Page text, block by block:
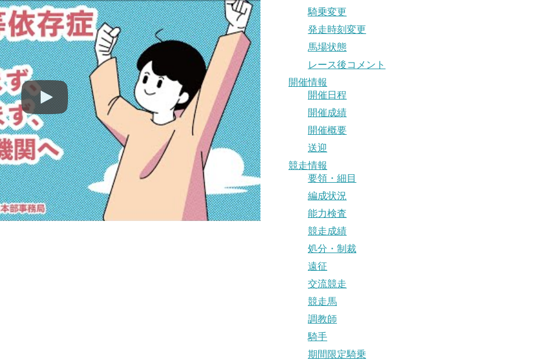
騎乗変更
発走時刻変更
馬場状態
レース後コメント
開催情報
開催日程
開催成績
開催概要
送迎
競走情報
要領・細目
編成状況
能力検査
競走成績
処分・制裁
遠征
交流競走
競走馬
調教師
騎手
期間限定騎乗